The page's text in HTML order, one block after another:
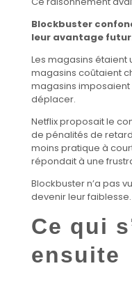
Blockbuster
leur avantage
Les magasins étaient
magasins coûtaient
magasins imposaient
déplacer.
Netflix proposait le
de pénalités de
moins pratique à
répondait à une
Blockbuster n’a pas
devenir leur faiblesse.
Ce qui
ensuite